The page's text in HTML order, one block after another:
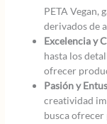
PETA Vegan,
derivados de
Excelencia y
hasta los
ofrecer
Pasión y
creatividad
busca